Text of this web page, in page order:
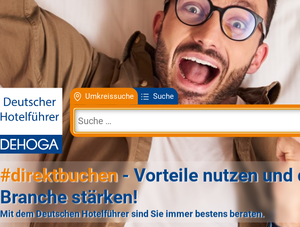
Umkreissuche Suche
#direktbuchen- Vorteile nutzen und
Branche stärken!
Mit dem Deutschen Hotelführer sind Sie immer bestens beraten.